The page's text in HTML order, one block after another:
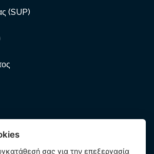
(SUP)
σας για τηνεπεξεργασία